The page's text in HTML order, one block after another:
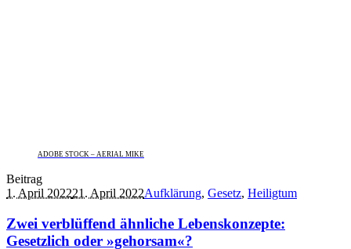
ADOBE STOCK – AERIAL MIKE
Beitrag
1. April 202221. April 2022Aufklärung, Gesetz, Heiligtum
Zwei verblüffend ähnliche Lebenskonzepte:
Gesetzlich oder »gehorsam«?